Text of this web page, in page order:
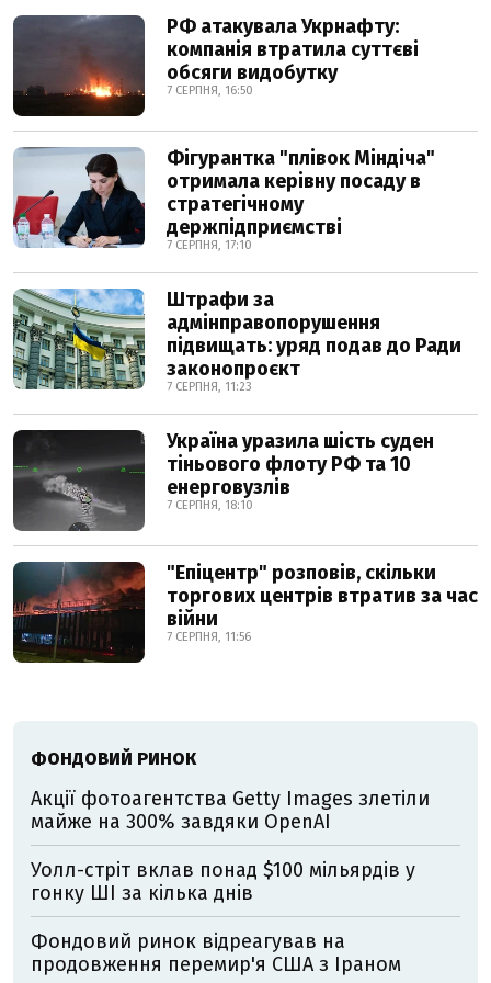
РФ атакувала Укрнафту:
компанія втратила суттєві
обсяги видобутку
7 СЕРПНЯ, 16:50
Фігурантка "плівок Міндіча"
отримала керівну посаду в
стратегічному
держпідприємстві
7 СЕРПНЯ, 17:10
Штрафи за
адмінправопорушення
підвищать: уряд подав до Ради
законопроєкт
7 СЕРПНЯ, 11:23
Україна уразила шість суден
тіньового флоту РФ та 10
енерговузлів
7 СЕРПНЯ, 18:10
"Епіцентр" розповів, скільки
торгових центрів втратив за час
війни
7 СЕРПНЯ, 11:56
ФОНДОВИЙ РИНОК
Акції фотоагентства Getty Images злетіли
майже на 300% завдяки OpenAI
Уолл-стріт вклав понад $100 мільярдів у
гонку ШІ за кілька днів
Фондовий ринок відреагував на
продовження перемир'я США з Іраном